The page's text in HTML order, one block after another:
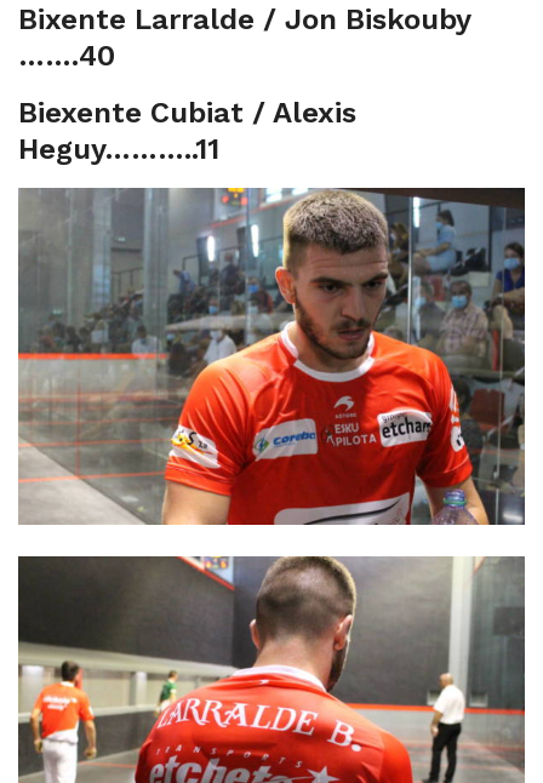
Bixente Larralde / Jon Biskouby
…….40
Biexente Cubiat / Alexis
Heguy………..11